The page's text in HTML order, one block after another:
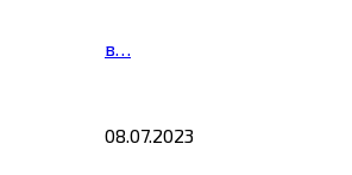
в…
08.07.2023